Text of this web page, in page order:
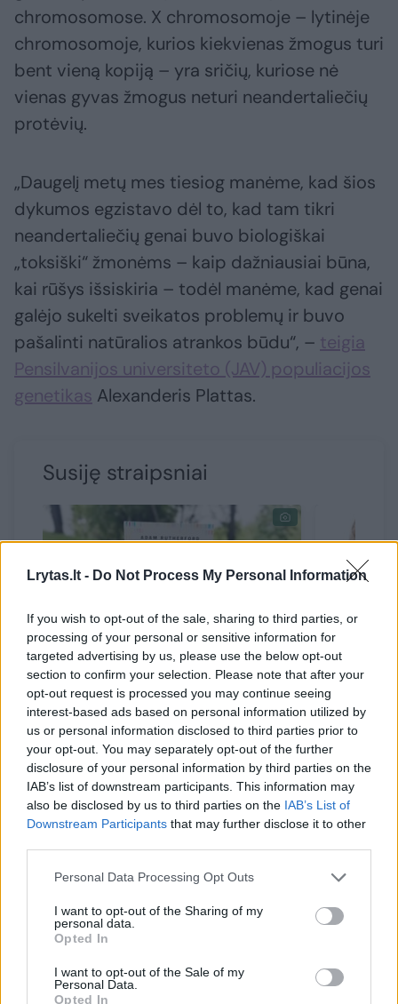
Lrytas.lt - Do Not Process My Personal Information
If you wish to opt-out of the sale, sharing to third parties, or
processing of your personal or sensitive information for
targeted advertising by us, please use the below opt-out
section to confirm your selection. Please note that after your
opt-out request is processed you may continue seeing
interest-based ads based on personal information utilized by
us or personal information disclosed to third parties prior to
your opt-out. You may separately opt-out of the further
disclosure of your personal information by third parties on the
IAB’s list of downstream participants. This information may
also be disclosed by us to third parties on the IAB’s List of
Downstream Participants that may further disclose it to other
Personal Data Processing Opt Outs
I want to opt-out of the Sharing of my
personal data.
Opted In
I want to opt-out of the Sale of my
Personal Data.
Opted In
chromosomose. X chromosomoje – lytinėje
chromosomoje, kurios kiekvienas žmogus turi
bent vieną kopiją – yra sričių, kuriose nė
vienas gyvas žmogus neturi neandertaliečių
protėvių.
„Daugelį metų mes tiesiog manėme, kad šios
dykumos egzistavo dėl to, kad tam tikri
neandertaliečių genai buvo biologiškai
„toksiški“ žmonėms – kaip dažniausiai būna,
kai rūšys išsiskiria – todėl manėme, kad genai
galėjo sukelti sveikatos problemų ir buvo
pašalinti natūralios atrankos būdu“, – teigia
Pensilvanijos universiteto (JAV) populiacijos
genetikas Alexanderis Plattas.
Susiję straipsniai
A. Ruthefordo „Trumpa
žmonijos istorija“ – naujas ir
įdomus mokslo žvilgsnis į
žmonijos istoriją
Ar mes
Štai kas
mokslui
Tačiau ketvirtadienį (vasario 26 d.)
žurnale
kolegomis padarė išvadą, kad labiausiai
tikėtinas šių „neandertaliečių dykumų“
paaiškinimas yra poros pasirinkimas –